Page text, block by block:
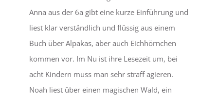
Anna aus der 6a gibt eine kurze Einführung und
liest klar verständlich und flüssig aus einem
Buch über Alpakas, aber auch Eichhörnchen
kommen vor. Im Nu ist ihre Lesezeit um, bei
acht Kindern muss man sehr straff agieren.
Noah liest über einen magischen Wald, ein